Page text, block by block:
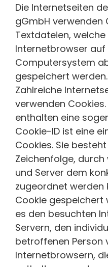
Die Internetseiten
gGmbH verwenden
Textdateien,
Internetbrowser auf
Computersystem
gespeichert werden.
Zahlreiche
verwenden
enthalten eine
Cookie-ID ist eine
Cookies. Sie
Zeichenfolge,
und Server dem
zugeordnet werden
Cookie gespeichert
es den besuchten
Servern, den
betroffenen Person
Internetbrowsern,